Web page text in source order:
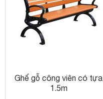
Ghế gỗ công viên có tựa
1.5m